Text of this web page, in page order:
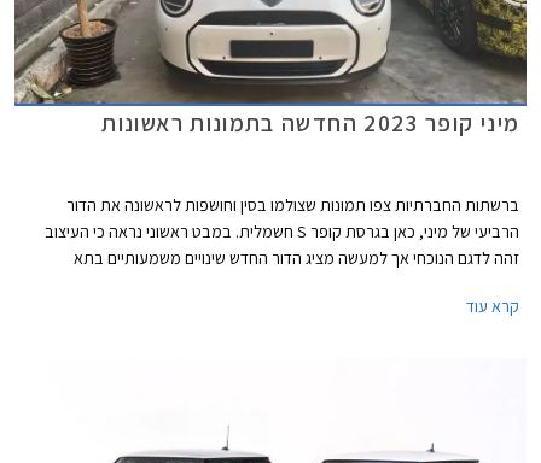
מיני קופר 2023 החדשה בתמונות ראשונות
ברשתות החברתיות צפו תמונות שצולמו בסין וחושפות לראשונה את הדור
הרביעי של מיני, כאן בגרסת קופר S חשמלית. במבט ראשוני נראה כי העיצוב
זהה לדגם הנוכחי אך למעשה מציג הדור החדש שינויים משמעותיים בתא
קרא עוד